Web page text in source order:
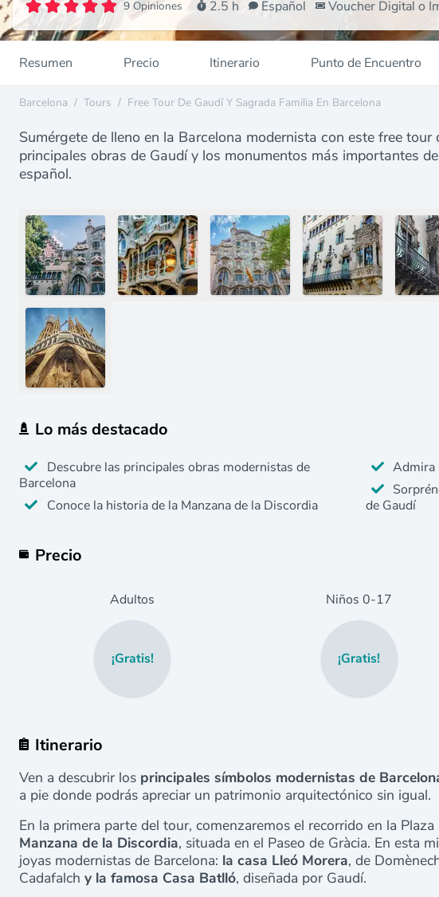
9 Opiniones 2.5 h Español Voucher Digital o
Resumen Precio Itinerario Punto de Encuentro
Barcelona / Tours / Free Tour De Gaudí Y Sagrada Familia En Barcelona
Sumérgete de lleno en la Barcelona modernista con este free
principales obras de Gaudí y los monumentos más importantes
español.
Lo más destacado
Descubre las principales obras modernistas de
Barcelona
Conoce la historia de la Manzana de la Discordia
Admira
de Gaudí
Precio
Adultos
¡Gratis!
Niños 0-17
¡Gratis!
Itinerario
Ven a descubrir los principales símbolos modernistas de
a pie donde podrás apreciar un patrimonio arquitectónico sin igual.
En la primera parte del tour, comenzaremos el recorrido en la
Manzana de la Discordia, situada en el Paseo de Gràcia. En esta
joyas modernistas de Barcelona: la casa Lleó Morera, de
Cadafalch y la famosa Casa Batlló, diseñada por Gaudí.